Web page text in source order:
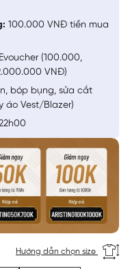
Hướng dẫn chọn size
100.000 VNĐ tiền mua
Evoucher (100.000,
VNĐ)
bóp bụng, sửa cắt
áo Vest/Blazer)